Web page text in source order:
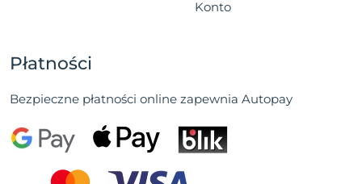
Konto
Płatności
Bezpieczne płatności online zapewnia Autopay